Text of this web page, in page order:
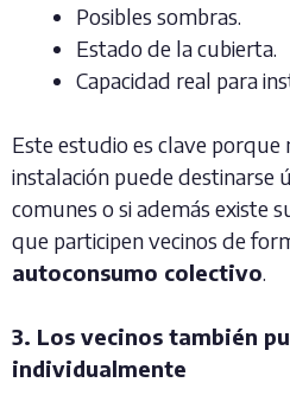
Posibles sombras.
Estado de la cubierta.
Capacidad real para
Este estudio es clave porque
instalación puede destinarse
comunes o si además existe
que participen vecinos de
autoconsumo colectivo.
3. Los vecinos también
individualmente